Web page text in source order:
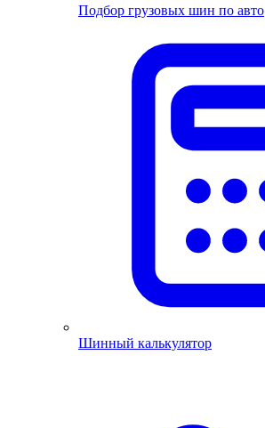
Подбор грузовых шин по авто
Шинный калькулятор